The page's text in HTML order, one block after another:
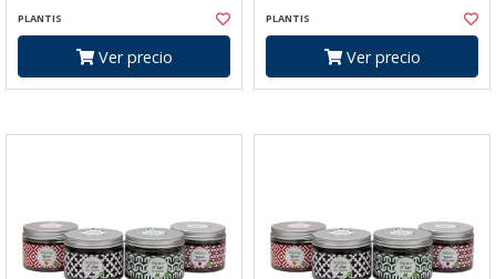
PLANTIS
Ver precio
PLANTIS
Ver precio